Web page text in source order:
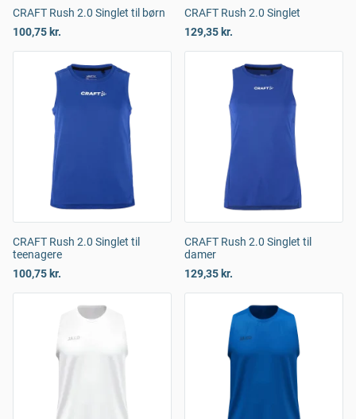
CRAFT Rush 2.0 Singlet til børn
100,75 kr.
CRAFT Rush 2.0 Singlet
129,35 kr.
CRAFT Rush 2.0 Singlet til
teenagere
100,75 kr.
CRAFT Rush 2.0 Singlet til
damer
129,35 kr.